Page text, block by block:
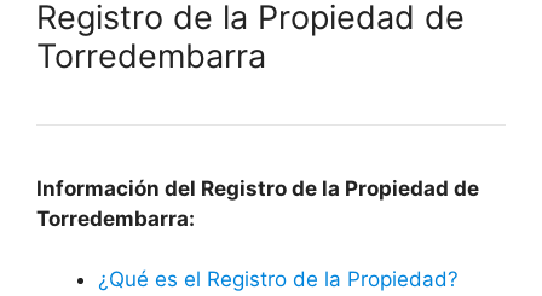
Registro de la Propiedad de
Torredembarra
Información del Registro de la Propiedad de
Torredembarra:
¿Qué es el Registro de la Propiedad?